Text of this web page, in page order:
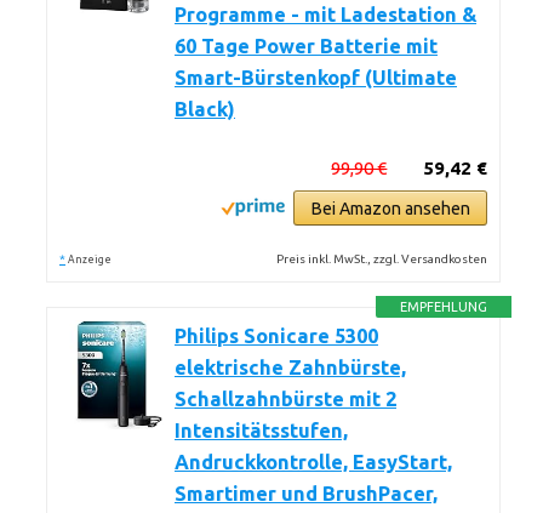
Programme - mit Ladestation &
60 Tage Power Batterie mit
Smart-Bürstenkopf (Ultimate
Black)
59,42 €
99,90 €
Bei Amazon ansehen
* Anzeige Preis inkl. MwSt., zzgl. Versandkosten
EMPFEHLUNG
Philips Sonicare 5300
elektrische Zahnbürste,
Schallzahnbürste mit 2
Intensitätsstufen,
Andruckkontrolle, EasyStart,
Smartimer und BrushPacer,